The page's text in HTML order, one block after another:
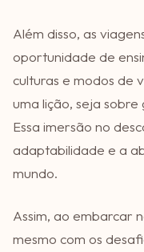
Além disso, as
oportunidade de
culturas e modos de
uma lição, seja
Essa imersão no
adaptabilidade e a
mundo.
Assim, ao embarcar
mesmo com os